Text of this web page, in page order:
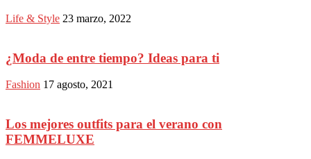
Life & Style 23 marzo, 2022
¿Moda de entre tiempo? Ideas para ti
Fashion 17 agosto, 2021
Los mejores outfits para el verano con
FEMMELUXE